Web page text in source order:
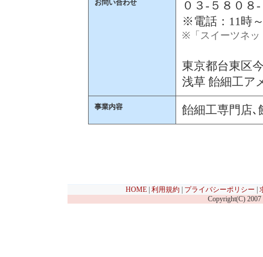
お問い合わせ
０３-５８０８
※電話：11時
※「スイーツネッ
東京都台東区
浅草 飴細工ア
事業内容 飴細工専門店､
HOME| 利用規約| プライバシーポリシー
Copyright(C) 2007